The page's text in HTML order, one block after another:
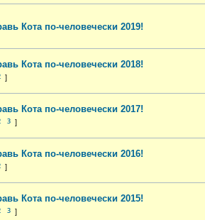
Кота по-человечески 2019!
Кота по-человечески 2018!
Кота по-человечески 2017!
3
Кота по-человечески 2016!
Кота по-человечески 2015!
3